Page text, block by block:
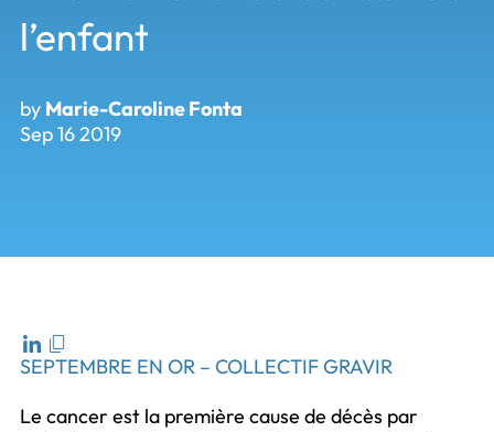
l’enfant
by Marie-Caroline Fonta
Sep 16 2019
SEPTEMBRE EN OR – COLLECTIF GRAVIR
Le cancer est la première cause de décès par